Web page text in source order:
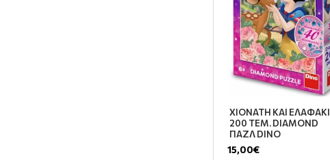
ΧΙΟΝΑΤΗ ΚΑΙ ΕΛΑΦΑΚΙ
200 ΤΕΜ. DIAMOND
ΠΑΖΛ DINO
15,00€